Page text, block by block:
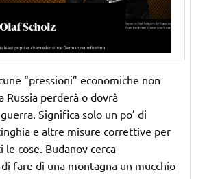
“pressioni” economiche non
Russia perderà o dovrà
Significa solo un po’ di
e altre misure correttive per
le cose. Budanov cerca
fare di una montagna un mucchio